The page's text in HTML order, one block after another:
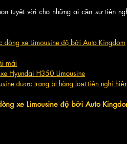
tuyệt vời cho những ai cần sự tiện
xe Limousine độ bởi Auto Kingdom
mái
Hyundai H350 Limousine
được trang bị hàng loạt tiện nghi
xe Limousine độ bởi Auto